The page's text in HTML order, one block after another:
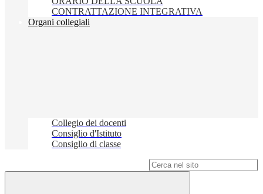
CONTRATTAZIONE INTEGRATIVA
Organi collegiali
Collegio dei docenti
Consiglio d'Istituto
Consiglio di classe